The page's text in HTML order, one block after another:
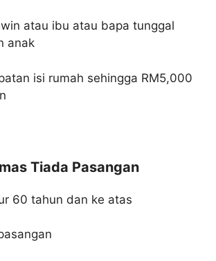
atau ibu atau bapa tunggal
anak
isi rumah sehingga RM5,000
Tiada Pasangan
60 tahun dan ke atas